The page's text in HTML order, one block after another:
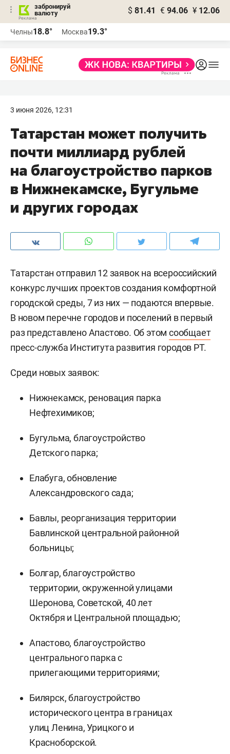
забронируй
валюту
$ 81.41 € 94.06 ¥ 12.06
Челны18.8° Москва19.3°
3 июня 2026, 12:31
Татарстан может получить
почти миллиард рублей
на благоустройство парков
в Нижнекамске, Бугульме
и других городах
Татарстан отправил 12 заявок на всероссийский
конкурс лучших проектов создания комфортной
городской среды, 7 из них — подаются впервые.
В новом перечне городов и поселений в первый
раз представлено Апастово. Об этом сообщает
пресс-служба Института развития городов РТ.
Среди новых заявок:
Нижнекамск, реновация парка
Нефтехимиков;
Бугульма, благоустройство
Детского парка;
Елабуга, обновление
Александровского сада;
Бавлы, реорганизация территории
Бавлинской центральной районной
больницы;
Болгар, благоустройство
территории, окруженной улицами
Шеронова, Советской, 40 лет
Октября и Центральной площадью;
Апастово, благоустройство
центрального парка с
прилегающими территориями;
Билярск, благоустройство
исторического центра в границах
улиц Ленина, Урицкого и
Красноборской.